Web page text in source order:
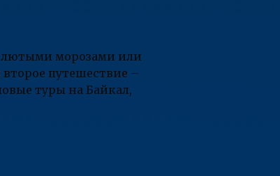
лютыми морозами или
путешествие –
туры на Байкал,